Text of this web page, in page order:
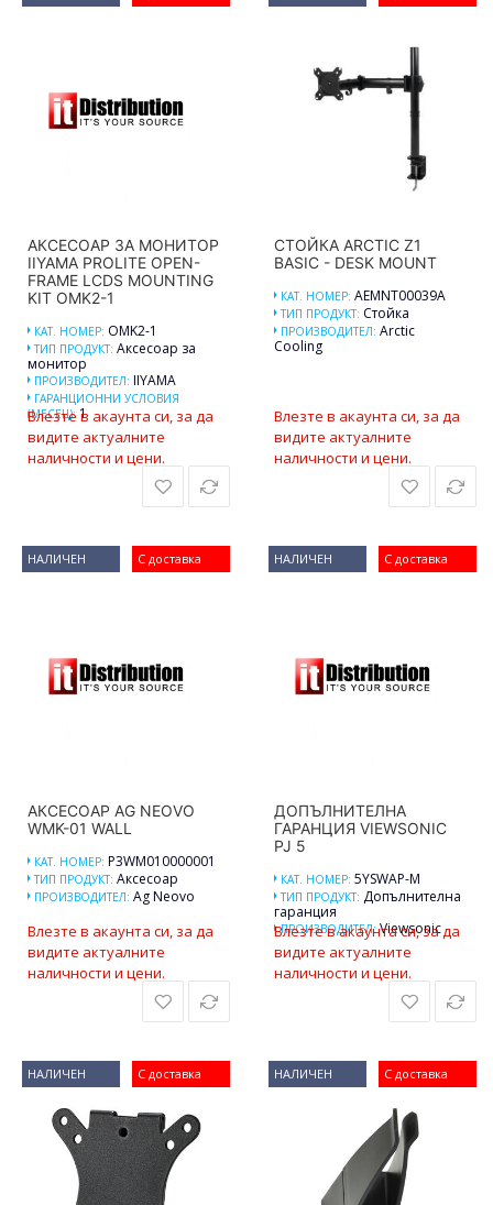
АКСЕСОАР ЗА МОНИТОР
IIYAMA PROLITE OPEN-
FRAME LCDS MOUNTING
KIT OMK2-1
КАТ. НОМЕР: OMK2-1
ТИП ПРОДУКТ: Аксесоар за
монитор
ПРОИЗВОДИТЕЛ: IIYAMA
ГАРАНЦИОННИ УСЛОВИЯ
(МЕСЕЦ): 1
Влезте в акаунта си, за да
видите актуалните
наличности и цени.
СТОЙКА ARCTIC Z1
BASIC - DESK MOUNT
КАТ. НОМЕР: AEMNT00039A
ТИП ПРОДУКТ: Стойка
ПРОИЗВОДИТЕЛ: Arctic
Cooling
Влезте в акаунта си, за да
видите актуалните
наличности и цени.
С доставка
НАЛИЧЕН
АКСЕСОАР AG NEOVO
WMK-01 WALL
КАТ. НОМЕР: P3WM010000001
ТИП ПРОДУКТ: Аксесоар
ПРОИЗВОДИТЕЛ: Ag Neovo
Влезте в акаунта си, за да
видите актуалните
наличности и цени.
С доставка
НАЛИЧЕН
ДОПЪЛНИТЕЛНА
ГАРАНЦИЯ VIEWSONIC
PJ 5
КАТ. НОМЕР: 5YSWAP-M
ТИП ПРОДУКТ: Допълнителна
гаранция
ПРОИЗВОДИТЕЛ:Viewsonic
Влезте в акаунта си, за да
видите актуалните
наличности и цени.
С доставка
НАЛИЧЕН С доставка
НАЛИЧЕН